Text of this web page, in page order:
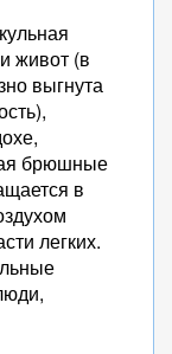
живот (в
выгнута
брюшные
в
легких.